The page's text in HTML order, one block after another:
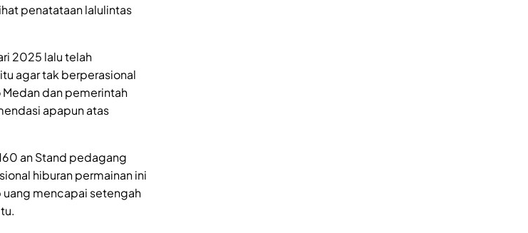
penatataan lalulintas
2025 lalu telah
agar tak berperasional
dan pemerintah
apapun atas
an Stand pedagang
hiburan permainan ini
mencapai setengah